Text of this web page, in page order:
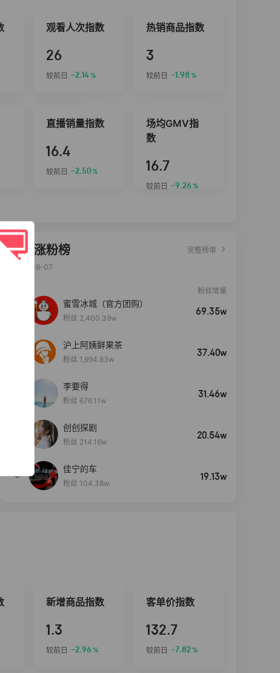
观看人次指数
26
较前日 -2.14%
热销商品指数
3
较前日 -1.98 %
直播销量指数
16.4
较前日 -2.50%
场均GMV指
数
16.7
较前日 -9.26 %
达人涨粉榜
完整榜单
2026-08-07
粉丝增量
蜜雪冰城（官方团购）
粉丝 2,400.39w
69.35w
沪上阿姨鲜果茶
粉丝 1,994.83w
37.40w
李要得
粉丝 676.11w
31.46w
创创探剧
粉丝 214.16w
20.54w
5
佳宁的车
粉丝 104.38w
19.13w
新增商品指数
1.3
较前日 -2.96 %
客单价指数
132.7
较前日 -7.82%